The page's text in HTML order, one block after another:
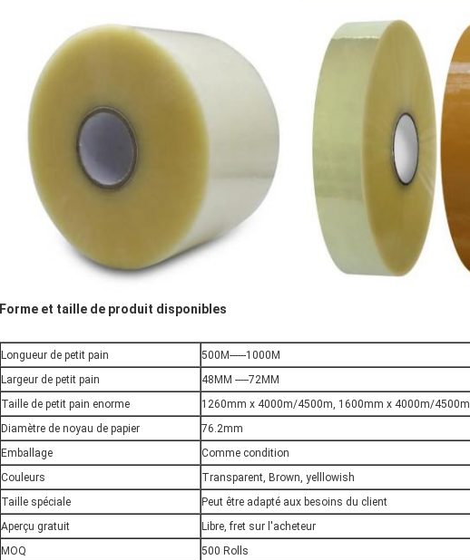
Forme et taille de produit disponibles
Longueur de petit pain
500M------1000M
Largeur de petit pain
48MM -----72MM
Taille de petit pain enorme
1260mm x 4000m/4500m, 1600mm x 4000m/4500m
Diamètre de noyau de papier
76.2mm
Emballage
Comme condition
Couleurs
Transparent, Brown, yelllowish
Taille spéciale
Peut être adapté aux besoins du client
Aperçu gratuit
Libre, fret sur l'acheteur
MOQ
500 Rolls